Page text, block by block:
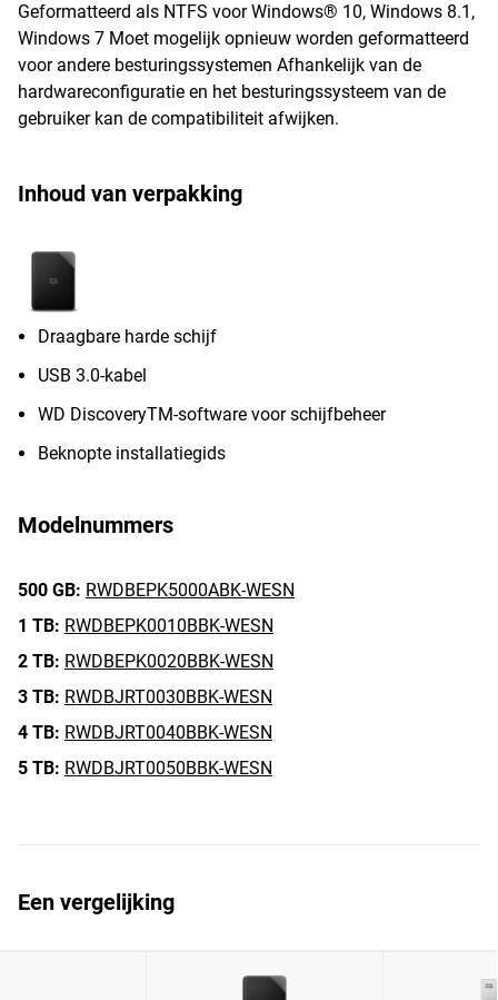
Geformatteerd als NTFS voor Windows® 10, Windows 8.1,
Windows 7 Moet mogelijk opnieuw worden geformatteerd
voor andere besturingssystemen Afhankelijk van de
hardwareconfiguratie en het besturingssysteem van de
gebruiker kan de compatibiliteit afwijken.
Inhoud van verpakking
Draagbare harde schijf
USB 3.0-kabel
WD DiscoveryTM-software voor schijfbeheer
Beknopte installatiegids
Modelnummers
500 GB: RWDBEPK5000ABK-WESN
1 TB: RWDBEPK0010BBK-WESN
2 TB: RWDBEPK0020BBK-WESN
3 TB: RWDBJRT0030BBK-WESN
4 TB: RWDBJRT0040BBK-WESN
5 TB: RWDBJRT0050BBK-WESN
Een vergelijking